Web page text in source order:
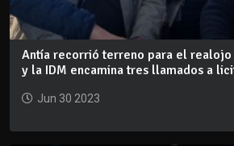
Antía recorrió terreno para el realojo
y la IDM encamina tres llamados a
Jun 30 2023